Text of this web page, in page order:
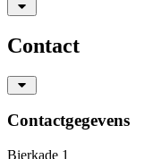
Contact
Contactgegevens
Bierkade 1